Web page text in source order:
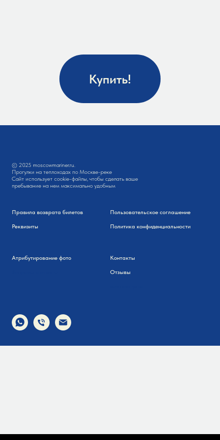
Купить!
© 2025 moscowmariner.ru.
Прогулки на теплоходах по Москве-реке
Сайт использует cookie-файлы, чтобы сделать ваше
пребывание на нем максимально удобным
Правила возврата билетов
Реквизиты
Пользовательское соглашение
Политика конфиденциальности
Атрибутирование фото Контакты
Отзывы